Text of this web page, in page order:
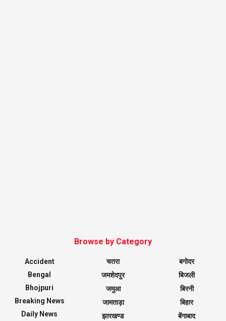
Browse by Category
Accident
Bengal
Bhojpuri
Breaking News
Daily News
चतरा
जमशेदपुर
जमुआ
जामताड़ा
झारखण्ड
बगोदर
बिजली
बिरनी
बिहार
बेंगाबाद